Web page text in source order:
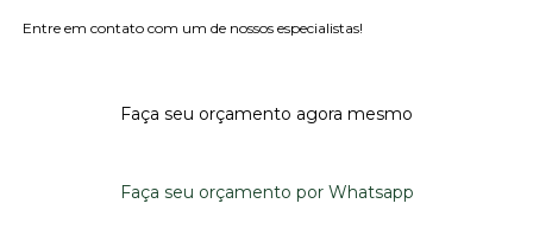
Entre em contato com um de nossos especialistas!
Faça seu orçamento agora mesmo
Faça seu orçamento por Whatsapp